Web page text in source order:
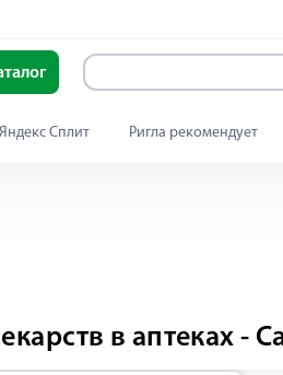
Яндекс Сплит Ригла рекомендует
в аптеках -